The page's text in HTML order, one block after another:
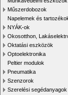
Műszerdobozok
Napelemek és
NYÁK-ok
Okosotthon,
Oktatási eszközök
Optoelektronika
Peltier modulok
Pneumatika
Szenzorok
Szerelési segédanyagok